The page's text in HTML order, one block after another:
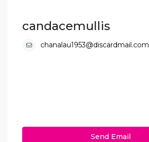
candacemullis
chanalau1953@discardmail.com
Send Email